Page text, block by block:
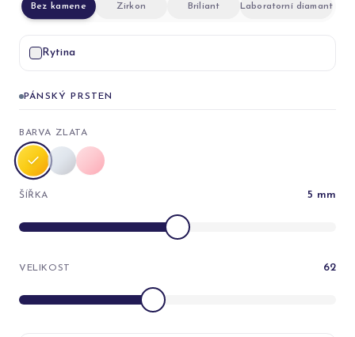
Bez kamene Zirkon Briliant Laboratorní diamant
Rytina
PÁNSKÝ PRSTEN
BARVA ZLATA
ŠÍŘKA 5 mm
VELIKOST 62